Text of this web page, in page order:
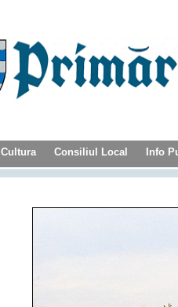
Cultura Consiliul Local Info